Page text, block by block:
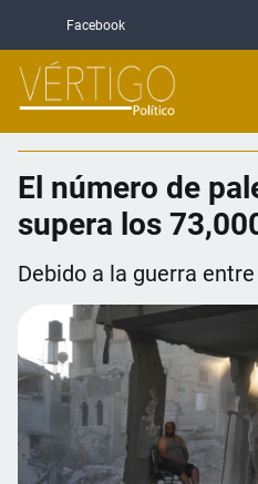
Facebook
El número de
supera los
Debido a la guerra